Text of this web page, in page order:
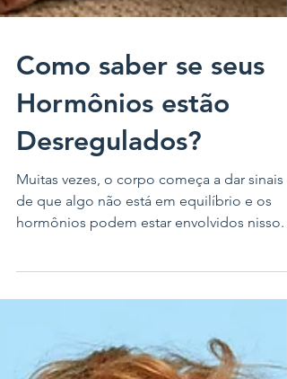
Como saber se seus
Hormônios estão
Desregulados?
Muitas vezes, o corpo começa a dar sinais
de que algo não está em equilíbrio e os
problema é que muita gente acaba
normalizando os sintomas ou associando